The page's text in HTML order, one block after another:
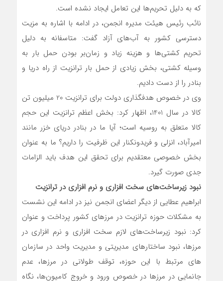
که به دلیل تحریم‌ها این تعامل ایجاد نشده است.
نائب رئیس هیئت مدیره انجمن، در ادامه با اشاره به مزیت
دسترسی کشور به آب‌های آزاد گفت: متاسفانه به دلیل
تحریم کشتی‌ها و هزینه زیاد و زمان‌بر بودن حمل بار به
وسیله کشتی، بخش زیادی از حمل بار ترانزیت از راه دریا و
بنادر را از دست دادیم.
وی در خصوص هدفگذاری دولت برای ترانزیت 20 میلیون تن
کالا در سال 1401، اظهار کرد: بخش اعظم ترانزیت این حجم
کالا متعلق به روسیه است؛ آیا ما در بنادر دریای خزر مانند
امیرآباد، انزلی و فریدونکنار این ظرفیت را داریم؟ ما به عنوان
بخش خصوصی معتقدیم برای تحقق این هدف باید الزامات
جدی صورت گیرد.
نبود زیرساخت‌های سخت افزاری و نرم افزاری در ترانزیت
ابراهیم عطایی از دیگر اعضای انجمن نیز در ادامه این نشست
به مشکلات حوزه ترانزیت در مرزهای کشور پرداخت و عنوان
کرد: نبود زیرساخت‌های لازم سخت افزاری و نرم افزاری در
مرزها، نبود ساختارهای مدیریتی و مدیریت واحد در سازمان
های مرتبط با این حوزه، توقف طولانی در مرزها، عدم
جانمایی در مرزها در خصوص ورود و خروج کامیون‌ها، نگاه